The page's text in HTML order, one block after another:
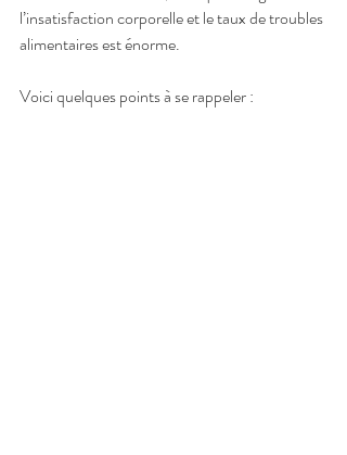
l’insatisfaction corporelle et le taux de troubles
alimentaires est énorme.
Voici quelques points à se rappeler :